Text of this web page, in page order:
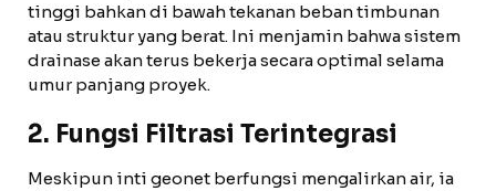
tinggi bahkan di bawah tekanan beban timbunan
atau struktur yang berat. Ini menjamin bahwa sistem
drainase akan terus bekerja secara optimal selama
umur panjang proyek.
2. Fungsi Filtrasi Terintegrasi
Meskipun inti geonet berfungsi mengalirkan air, ia